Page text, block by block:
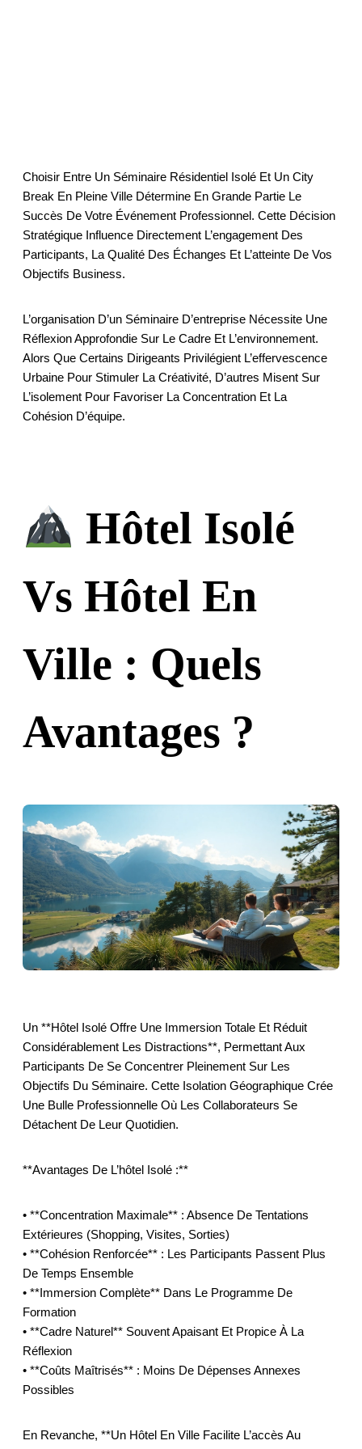
Choisir Entre Un Séminaire Résidentiel Isolé Et Un City
Break En Pleine Ville Détermine En Grande Partie Le
Succès De Votre Événement Professionnel. Cette Décision
Stratégique Influence Directement L’engagement Des
Participants, La Qualité Des Échanges Et L’atteinte De Vos
Objectifs Business.
L’organisation D’un Séminaire D’entreprise Nécessite Une
Réflexion Approfondie Sur Le Cadre Et L’environnement.
Alors Que Certains Dirigeants Privilégient L’effervescence
Urbaine Pour Stimuler La Créativité, D’autres Misent Sur
L’isolement Pour Favoriser La Concentration Et La
Cohésion D’équipe.
Hôtel Isolé
Vs Hôtel En
Ville : Quels
Avantages ?
Un **hôtel Isolé Offre Une Immersion Totale Et Réduit
Considérablement Les Distractions**, Permettant Aux
Participants De Se Concentrer Pleinement Sur Les
Objectifs Du Séminaire. Cette Isolation Géographique Crée
Une Bulle Professionnelle Où Les Collaborateurs Se
Détachent De Leur Quotidien.
**Avantages De L’hôtel Isolé :**
• **Concentration Maximale** : Absence De Tentations
Extérieures (shopping, Visites, Sorties)
• **Cohésion Renforcée** : Les Participants Passent Plus
De Temps Ensemble
• **Immersion Complète** Dans Le Programme De
Formation
• **Cadre Naturel** Souvent Apaisant Et Propice À La
Réflexion
• **Coûts Maîtrisés** : Moins De Dépenses Annexes
Possibles
En Revanche, **un Hôtel En Ville Facilite L’accès Au